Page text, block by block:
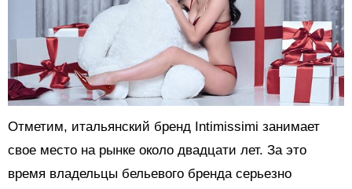
Отметим, итальянский бренд Intimissimi занимает
свое место на рынке около двадцати лет. За это
время владельцы бельевого бренда серьезно